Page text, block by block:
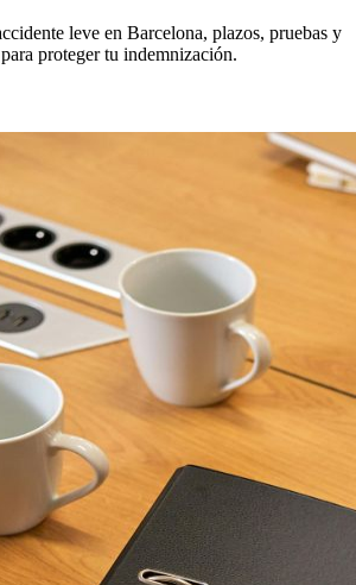
leve en Barcelona, plazos, pruebas y
proteger tu indemnización.